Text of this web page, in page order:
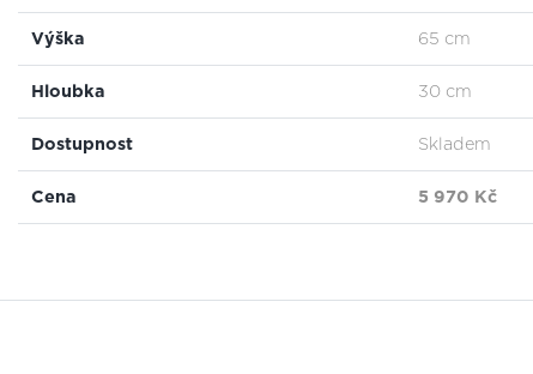
Výška 65 cm
Hloubka 30 cm
Dostupnost Skladem
Cena 5 970 Kč